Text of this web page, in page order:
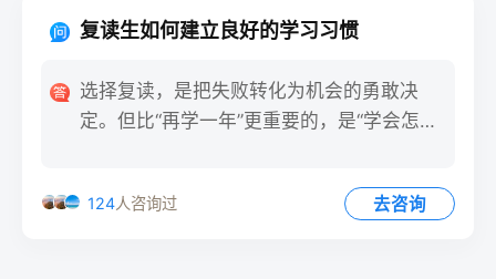
复读生如何建立良好的学习习惯
选择复读，是把失败转化为机会的勇敢决
定。但比“再学一年”更重要的，是“学会怎样
124人咨询过 去咨询